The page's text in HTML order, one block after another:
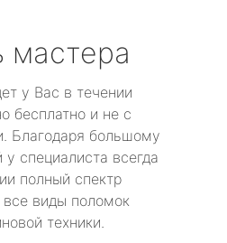
мастера
у Вас в течении
бесплатно и не с
Благодаря большому
специалиста всегда
полный спектр
виды поломок
техники.